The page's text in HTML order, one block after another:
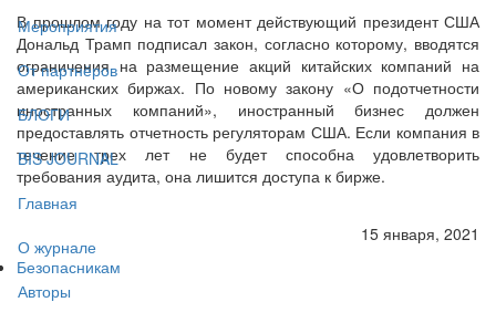
Мероприятия
От партнёров
БЛОГИ
BIS JOURNAL
Главная
О журнале
Авторы
В прошлом году на тот момент действующий президент США
Дональд Трамп подписал закон, согласно которому, вводятся
ограничения на размещение акций китайских компаний на
американских биржах. По новому закону «О подотчетности
иностранных компаний», иностранный бизнес должен
предоставлять отчетность регуляторам США. Если компания в
течение трех лет не будет способна удовлетворить
требования аудита, она лишится доступа к бирже.
15 января, 2021
Безопасникам